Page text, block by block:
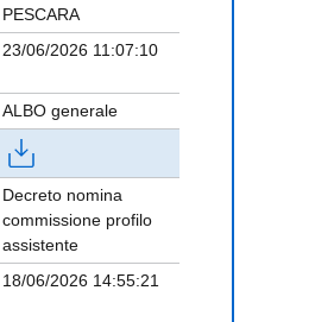
PESCARA
23/06/2026 11:07:10
ALBO generale
Decreto nomina
commissione profilo
assistente
18/06/2026 14:55:21